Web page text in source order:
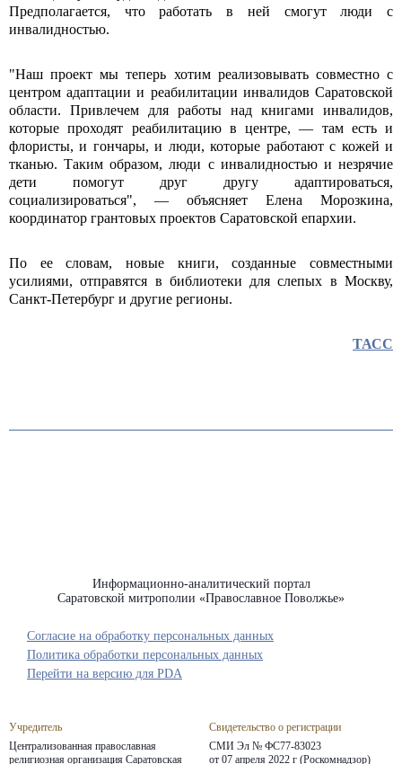
Предполагается, что работать в ней смогут люди с
инвалидностью.
"Наш проект мы теперь хотим реализовывать совместно с
центром адаптации и реабилитации инвалидов Саратовской
области. Привлечем для работы над книгами инвалидов,
которые проходят реабилитацию в центре, — там есть и
флористы, и гончары, и люди, которые работают с кожей и
тканью. Таким образом, люди с инвалидностью и незрячие
дети помогут друг другу адаптироваться,
социализироваться", — объясняет Елена Морозкина,
координатор грантовых проектов Саратовской епархии.
По ее словам, новые книги, созданные совместными
усилиями, отправятся в библиотеки для слепых в Москву,
Санкт-Петербург и другие регионы.
ТАСС
Информационно-аналитический портал
Саратовской митрополии «Православное Поволжье»
Учредитель
Централизованная православная
религиозная организация Саратовская
Свидетельство о регистрации
СМИ Эл № ФС77-83023
от 07 апреля 2022 г (Роскомнадзор)
Согласие на обработку персональных данных
Политика обработки персональных данных
Перейти на версию для PDA